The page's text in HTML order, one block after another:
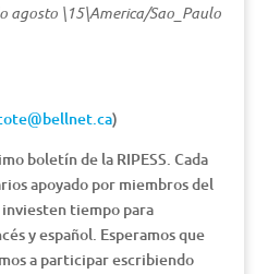
agosto \15\America/Sao_Paulo
)
boletín de la RIPESS. Cada
apoyado por miembros del
tiempo para
y español. Esperamos que
a participar escribiendo